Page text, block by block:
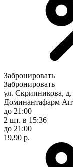
Забронировать
Забронировать
ул. Скрипникова,
Доминантафарм
до 21:00
2 шт. в 15:36
до 21:00
19,90 р.